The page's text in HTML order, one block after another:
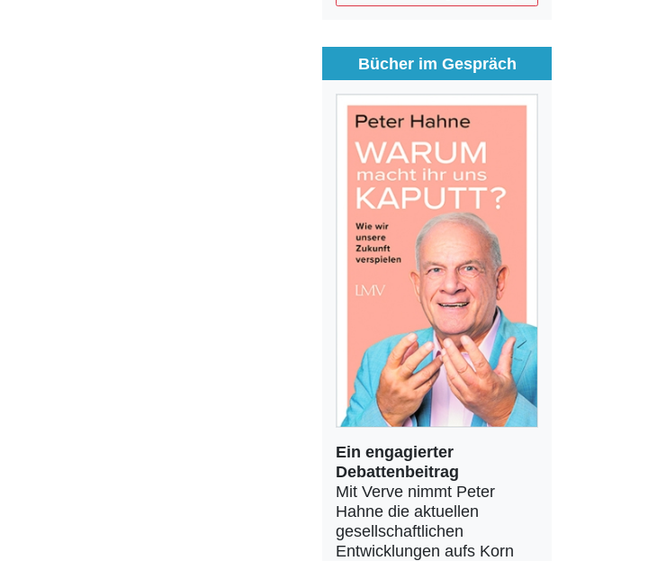
Bücher im Gespräch
Ein engagierter
Debattenbeitrag
Mit Verve nimmt Peter
Hahne die aktuellen
gesellschaftlichen
Entwicklungen aufs Korn